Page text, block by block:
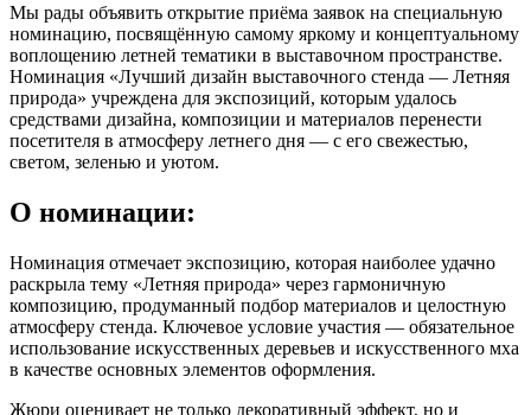
Мы рады объявить открытие приёма заявок на специальную
номинацию, посвящённую самому яркому и концептуальному
воплощению летней тематики в выставочном пространстве.
Номинация «Лучший дизайн выставочного стенда — Летняя
природа» учреждена для экспозиций, которым удалось
средствами дизайна, композиции и материалов перенести
посетителя в атмосферу летнего дня — с его свежестью,
светом, зеленью и уютом.
О номинации:
Номинация отмечает экспозицию, которая наиболее удачно
раскрыла тему «Летняя природа» через гармоничную
композицию, продуманный подбор материалов и целостную
атмосферу стенда. Ключевое условие участия — обязательное
использование искусственных деревьев и искусственного мха
в качестве основных элементов оформления.
Жюри оценивает не только декоративный эффект, но и